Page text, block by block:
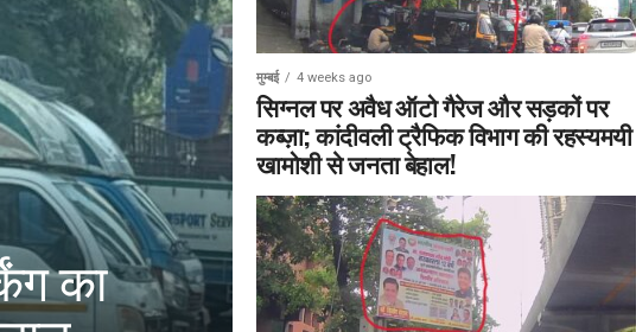
का
मुम्बई 4 weeks ago
सिग्नल पर अवैध ऑटो गैरेज और सड़कों पर
कब्ज़ा; कांदीवली ट्रैफिक विभाग की रहस्यमयी
खामोशी से जनता बेहाल!